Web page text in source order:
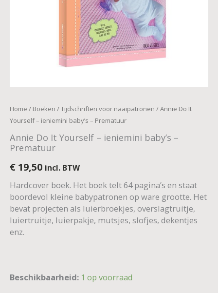
Home / Boeken /Tijdschriften voor naaipatronen / Annie Do It
Yourself – ieniemini baby’s – Prematuur
Annie Do It Yourself – ieniemini baby’s –
Prematuur
€ 19,50 incl. BTW
Hardcover boek. Het boek telt 64 pagina’s en staat
boordevol kleine babypatronen op ware grootte. Het
bevat projecten als luierbroekjes, overslagtruitje,
luiertruitje, luierpakje, mutsjes, slofjes, dekentjes
enz.
Beschikbaarheid: 1 op voorraad